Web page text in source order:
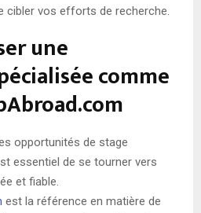
cibler vos efforts de recherche.
une
comme
opportunités de stage
essentiel de se tourner vers
et fiable.
est la référence en matière de